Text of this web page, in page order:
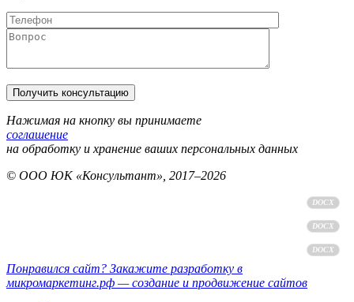
Нажимая на кнопку вы принимаете
соглашение
на обработку и хранение ваших персональных данных
© ООО ЮК «Консультант», 2017–2026
DOCX
DOCX
DOCX
Понравился сайт? Закажите разработку в
микромаркетинг.рф — создание и продвижение сайтов